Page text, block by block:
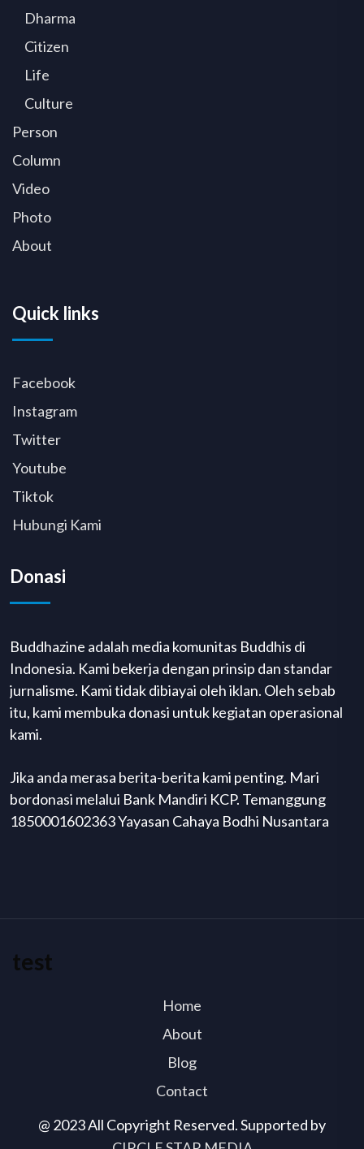
Dharma
Citizen
Life
Culture
Person
Column
Video
Photo
About
Quick links
Facebook
Instagram
Twitter
Youtube
Tiktok
Hubungi Kami
Donasi
Buddhazine adalah media komunitas Buddhis di
Indonesia. Kami bekerja dengan prinsip dan standar
jurnalisme. Kami tidak dibiayai oleh iklan. Oleh sebab
itu, kami membuka donasi untuk kegiatan operasional
kami.
Jika anda merasa berita-berita kami penting. Mari
bordonasi melalui Bank Mandiri KCP. Temanggung
1850001602363 Yayasan Cahaya Bodhi Nusantara
@ 2023 All Copyright Reserved. Supported by
test
Home
About
Blog
Contact